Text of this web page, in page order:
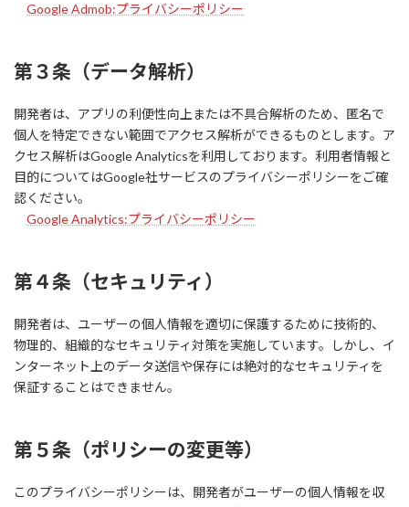
Google Admob:プライバシーポリシー
第３条（データ解析）
開発者は、アプリの利便性向上または不具合解析のため、匿名で
個人を特定できない範囲でアクセス解析ができるものとします。ア
クセス解析はGoogle Analyticsを利用しております。利用者情報と
目的についてはGoogle社サービスのプライバシーポリシーをご確
認ください。
Google Analytics:プライバシーポリシー
第４条（セキュリティ ）
開発者は、ユーザーの個人情報を適切に保護するために技術的、
物理的、組織的なセキュリティ対策を実施しています。しかし、イ
ンターネット上のデータ送信や保存には絶対的なセキュリティを
保証することはできません。
第５条（ポリシーの変更等）
このプライバシーポリシーは、開発者がユーザーの個人情報を収